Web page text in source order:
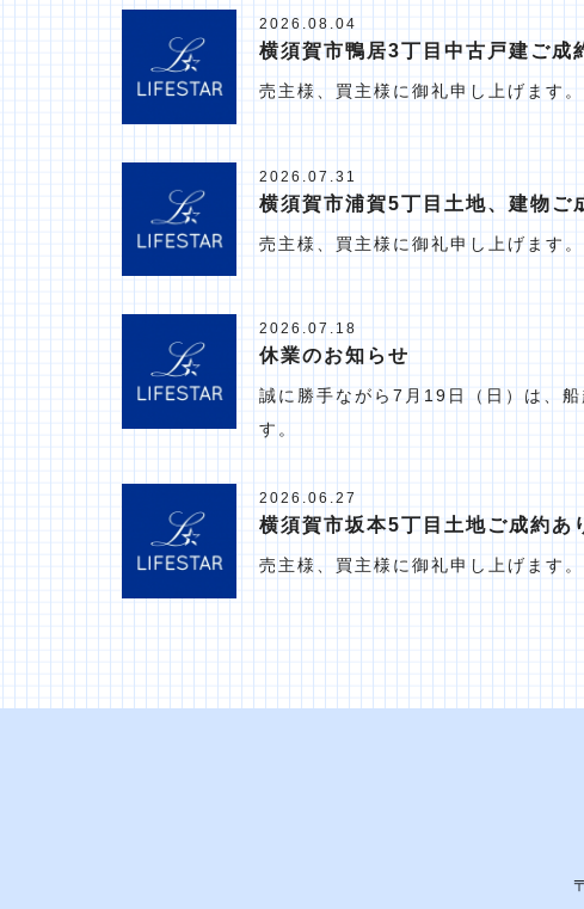
2026.08.04
横須賀市鴨居3丁目中古戸建ご成
売主様、買主様に御礼申し上げます。
2026.07.31
横須賀市浦賀5丁目土地、建物ご
売主様、買主様に御礼申し上げます。
2026.07.18
休業のお知らせ
誠に勝手ながら7月19日（日）は、
す。
2026.06.27
横須賀市坂本5丁目土地ご成約あ
売主様、買主様に御礼申し上げます。